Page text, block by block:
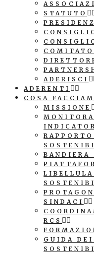
STATUTO
ADERISCI
ADERENTI
COSA
MISSIONE
BANDIERA
SINDACI
RCS
GUIDA